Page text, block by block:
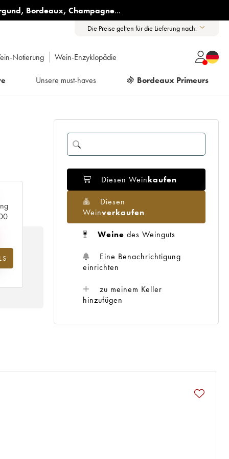
, Bordeaux, Champagne...
Die Preise gelten für die Lieferung nach:
Notierung Wein-Enzyklopädie
Unsere must-haves 🍇 Bordeaux Primeurs
Diesen Weinkaufen
Diesen
Weinverkaufen
Weine des Weinguts
Eine Benachrichtigung
einrichten
zu meinem Keller
hinzufügen